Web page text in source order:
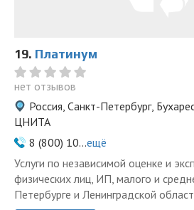
19. Платинум
нет отзывов
Россия, Санкт-Петербург,
ЦНИТА
8 (800) 10...ещё
Услуги по независимой оценке и
физических лиц, ИП, малого и
Петербурге и Ленинградской